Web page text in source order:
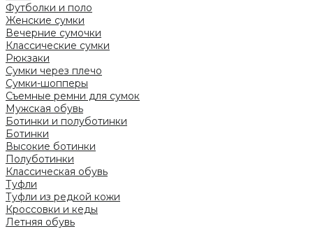
Футболки и поло
Женские сумки
Вечерние сумочки
Классические сумки
Рюкзаки
Сумки через плечо
Сумки-шопперы
Съемные ремни для сумок
Мужская обувь
Ботинки и полуботинки
Ботинки
Высокие ботинки
Полуботинки
Классическая обувь
Туфли
Туфли из редкой кожи
Кроссовки и кеды
Летняя обувь